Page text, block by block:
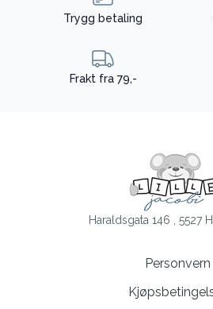
Trygg betaling
Frakt fra 79,-
Haraldsgata 146 , 5527
Personvern